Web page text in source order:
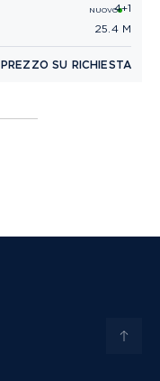
NUOVO
PREZZO SU RICHIESTA
4+1
25.4 M